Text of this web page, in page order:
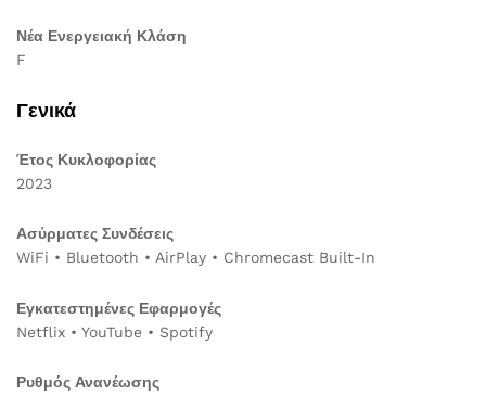
Νέα Ενεργειακή Κλάση
F
Γενικά
Έτος Κυκλοφορίας
2023
Ασύρματες Συνδέσεις
WiFi • Bluetooth • AirPlay • Chromecast Built-In
Εγκατεστημένες Εφαρμογές
Netflix • YouTube • Spotify
Ρυθμός Ανανέωσης